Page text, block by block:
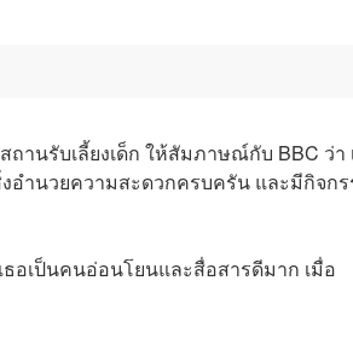
านรับเลี้ยงเด็ก ให้สัมภาษณ์กับ BBC ว่า
อำนวยความสะดวกครบครัน และมีกิจก
อเป็นคนอ่อนโยนและสื่อสารดีมาก เมื่อ